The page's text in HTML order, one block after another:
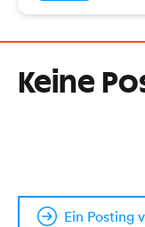
Keine
Ein Posting